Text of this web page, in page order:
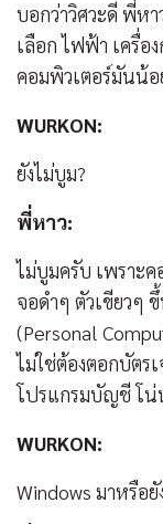
บอกว่าวิศวะดี พี่ห
เลือก ไฟฟ้า เครื่อ
คอมพิวเตอร์มันน้อ
WURKON:
ยังไม่บูม?
พี่หาว:
ไม่บูมครับ เพราะ
จอดำๆ ตัวเขียวๆ
(Personal
ไม่ใช่ต้องตอกบัตร
โปรแกรมบัญชี โ
WURKON:
Windows มาหรือ